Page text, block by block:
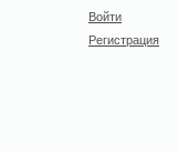
Войти
Регистрация